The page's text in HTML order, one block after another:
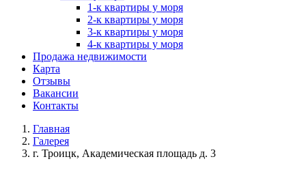
1-к квартиры у моря
2-к квартиры у моря
3-к квартиры у моря
4-к квартиры у моря
Продажа недвижимости
Карта
Отзывы
Вакансии
Контакты
Главная
Галерея
г. Троицк, Академическая площадь д. 3